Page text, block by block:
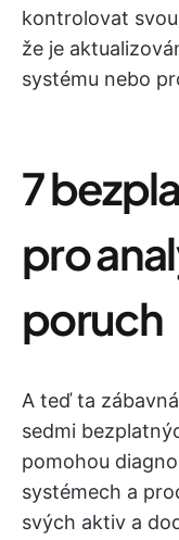
kontrolovat
že je
systému nebo
7
pro
poruch
A teď ta
sedmi
pomohou
systémech a
svých aktiv a